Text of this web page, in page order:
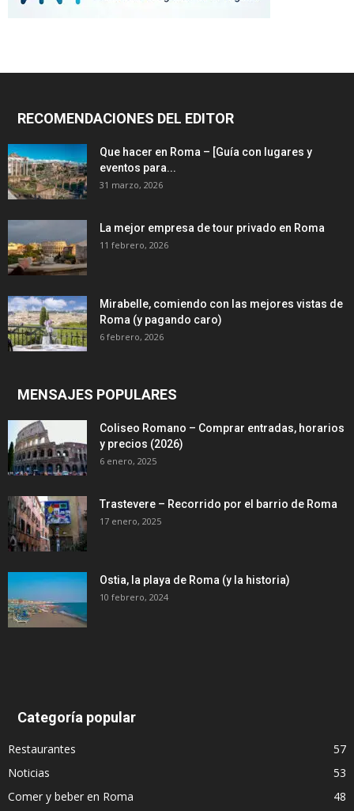
RECOMENDACIONES DEL EDITOR
Que hacer en Roma – [Guía con lugares y
eventos para...
31 marzo, 2026
La mejor empresa de tour privado en Roma
11 febrero, 2026
Mirabelle, comiendo con las mejores vistas de
Roma (y pagando caro)
6 febrero, 2026
MENSAJES POPULARES
Coliseo Romano – Comprar entradas, horarios
y precios (2026)
6 enero, 2025
Trastevere – Recorrido por el barrio de Roma
17 enero, 2025
Ostia, la playa de Roma (y la historia)
10 febrero, 2024
Categoría popular
Restaurantes
57
Noticias
53
Comer y beber en Roma
48